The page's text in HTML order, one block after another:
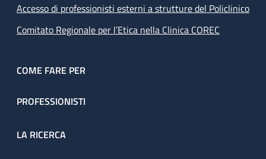
Accesso di professionisti esterni a strutture del Policlinico
Comitato Regionale per l’Etica nella Clinica COREC
COME FARE PER
PROFESSIONISTI
LA RICERCA